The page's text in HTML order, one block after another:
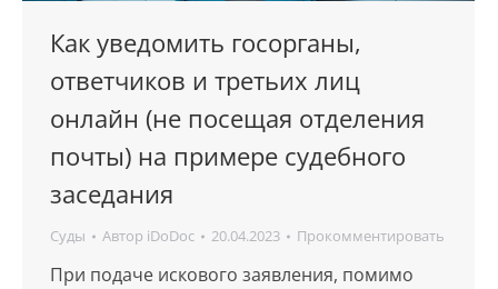
Как уведомить госорганы,
ответчиков и третьих лиц
онлайн (не посещая отделения
почты) на примере судебного
заседания
Суды Автор iDoDoc 20.04.2023 Прокомментировать
При подаче искового заявления, помимо